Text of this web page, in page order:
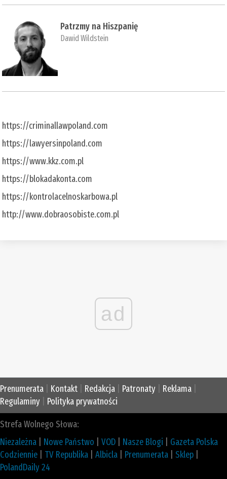
Patrzmy na Hiszpanię
Dawid Wildstein
https://criminallawpoland.com
https://lawyersinpoland.com
https://www.kkz.com.pl
https://blokadakonta.com
https://kontrolacelnoskarbowa.pl
http://www.dobraosobiste.com.pl
ad
Prenumerata Kontakt Redakcja Patronaty Reklama
Regulaminy
Polityka prywatności
Strefa Wolnego Słowa:
Niezależna
Nowe Państwo VOD Nasze Blogi
Gazeta Polska
Codziennie
TV Republika Albicla Prenumerata Sklep
PolandDaily 24